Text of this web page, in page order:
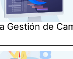
Gestión de